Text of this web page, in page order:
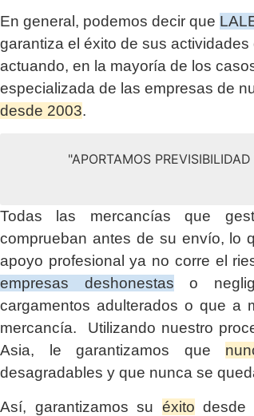
En general, podemos decir que
garantiza el éxito de sus
actuando, en la mayoría de los
especializada de las empresas de
desde 2003.
"APORTAMOS
Todas las mercancías que
comprueban antes de su envío, lo
apoyo profesional ya no corre el
empresas deshonestas o
cargamentos adulterados o que a
mercancía. Utilizando nuestro
Asia, le garantizamos que
desagradables y que nunca se
Así, garantizamos su éxito desde